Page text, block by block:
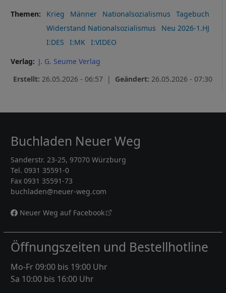
Themen Krieg Männer Nationalsozialismus
Tagebuch
Widerstand Nationalsozialismus
Neu 2026-1.HJ
I:DES
I:MK I:VIDEO
Verlag
J. G. Seume Verlag
Erstellt: 26.05.2026 - 06:57 | Geändert: 26.05.2026 - 07:30
Buchladen Neuer Weg
Sanderstr. 23-25, 97070 Würzburg
Tel. 0931 35591-0
Fax 0931 35591-73
buchladen@neuer-weg.com
Neuer Weg auf Facebook
Öffnungszeiten und Bestellhotline
Mo-Fr 09:00 bis 19:00 Uhr
Sa 10:00 bis 16:00 Uhr